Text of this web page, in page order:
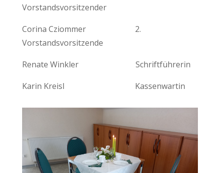
Vorstandsvorsitzender
Corina Cziommer 2.
Vorstandsvorsitzende
Renate Winkler Schriftführerin
Karin Kreisl Kassenwartin